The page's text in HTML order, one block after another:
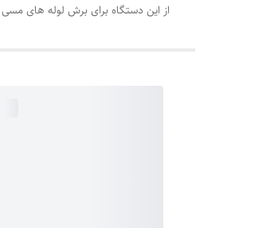
از این دستگاه برای برش لوله های مسی در اندازه های 1/8 الی 3/4 معمولا کار با